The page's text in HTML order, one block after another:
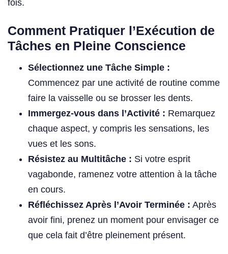
fois.
Comment Pratiquer l’Exécution de
Tâches en Pleine Conscience
Sélectionnez une Tâche Simple :
Commencez par une activité de routine comme
faire la vaisselle ou se brosser les dents.
Immergez-vous dans l’Activité : Remarquez
chaque aspect, y compris les sensations, les
vues et les sons.
Résistez au Multitâche : Si votre esprit
vagabonde, ramenez votre attention à la tâche
en cours.
Réfléchissez Après l’Avoir Terminée : Après
avoir fini, prenez un moment pour envisager ce
que cela fait d’être pleinement présent.